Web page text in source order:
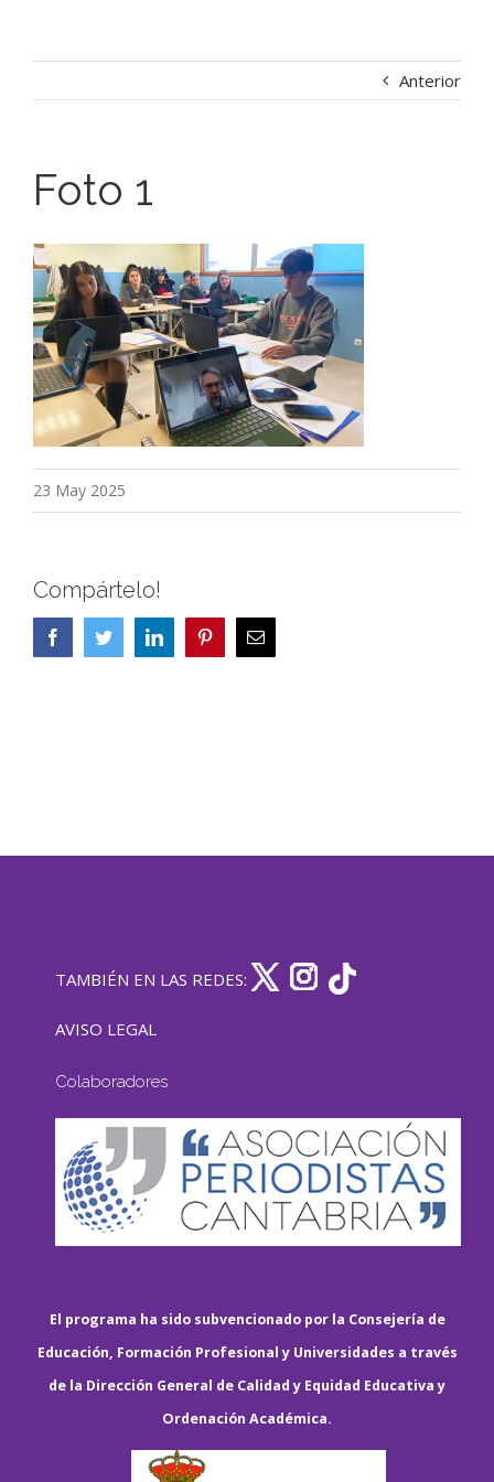
Anterior
Foto 1
23 May 2025
Compártelo!
FacebookTwitterLinkedIn PinterestCorreo
electrónico
TAMBIÉN EN LAS REDES:
AVISO LEGAL
Colaboradores
El programa ha sido subvencionado por la Consejería de
Educación, Formación Profesional y Universidades a través
de la Dirección General de Calidad y Equidad Educativa y
Ordenación Académica.